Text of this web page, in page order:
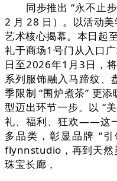
同步推出 “永不止步
2 月 28 日）。以活动
艺术核心揭幕。本日起
礼于商场1号门从入口广
日至2026年1月3日，
系列服饰融入马蹄纹、
季限制 “围炉煮茶” 更
型迈出环节一步。以 “
礼、福利、狂欢——这
多品类，彰显品牌 “
flynnstudio，再到天然
珠宝长廊，